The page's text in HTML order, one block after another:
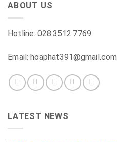
ABOUT US
Hotline: 028.3512.7769
Email: hoaphat391@gmail.com
LATEST NEWS